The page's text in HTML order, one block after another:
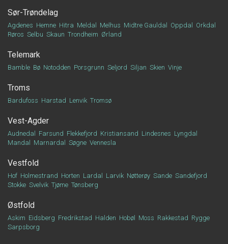
Sør-Trøndelag
Agdenes Hemne Hitra Meldal Melhus Midtre Gauldal Oppdal
Orkdal
Røros Selbu Skaun Trondheim Ørland
Telemark
Bamble Bø Notodden Porsgrunn Seljord Siljan Skien Vinje
Troms
Bardufoss Harstad Lenvik Tromsø
Vest-Agder
Audnedal Farsund Flekkefjord Kristiansand Lindesnes Lyngdal
Mandal
Marnardal Søgne Vennesla
Vestfold
Hof Holmestrand Horten Lardal Larvik Nøtterøy Sande Sandefjord
Stokke Svelvik Tjøme Tønsberg
Østfold
Askim Eidsberg Fredrikstad Halden Hobøl Moss Rakkestad Rygge
Sarpsborg